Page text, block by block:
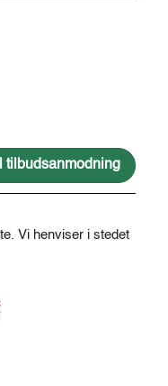
tilbudsanmodning
Vi henviser i stedet